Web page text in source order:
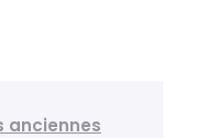
anciennes